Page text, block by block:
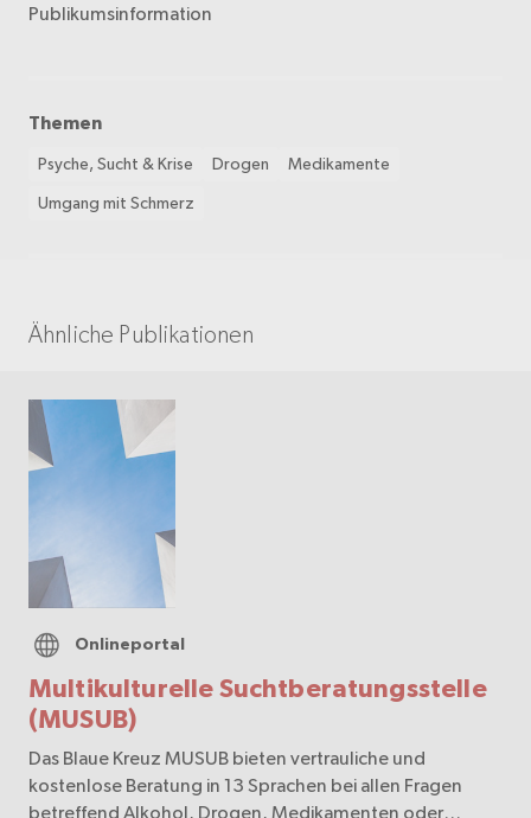
Publikumsinformation
Themen
Psyche, Sucht & Krise Drogen Medikamente
Umgang mit Schmerz
Ähnliche Publikationen
Multikulturelle Suchtberatungsstelle
(MUSUB)
Onlineportal
Das Blaue Kreuz MUSUB bieten vertrauliche und
kostenlose Beratung in 13 Sprachen bei allen Fragen
betreffend Alkohol, Drogen, Medikamenten oder